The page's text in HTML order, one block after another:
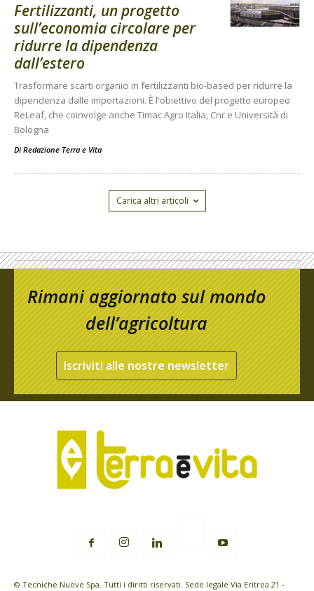
Fertilizzanti, un progetto
sull’economia circolare per
ridurre la dipendenza
dall’estero
Trasformare scarti organici in fertilizzanti bio-based per ridurre la
dipendenza dalle importazioni. È l'obiettivo del progetto europeo
ReLeaf, che coinvolge anche Timac Agro Italia, Cnr e Università di
Bologna
Di Redazione Terra e Vita
Carica altri articoli
Rimani aggiornato sul mondo
dell’agricoltura
Iscriviti alle nostre newsletter
© Tecniche Nuove Spa. Tutti i diritti riservati. Sede legale Via Eritrea 21 -